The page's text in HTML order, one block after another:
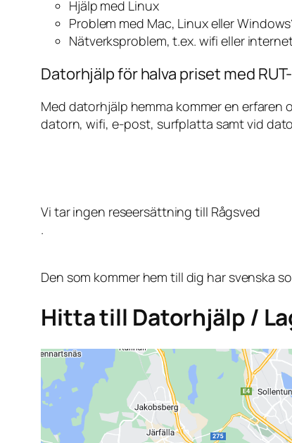
Hjälp med Linux
Problem med Mac, Linux eller
Nätverksproblem, t.ex. wifi eller
Datorhjälp för halva priset med
Med datorhjälp hemma kommer en
datorn, wifi, e-post, surfplatta samt vid
Vi tar ingen reseersättning till Rågsved
.
Den som kommer hem till dig har svenska
Hitta till Datorhjälp /